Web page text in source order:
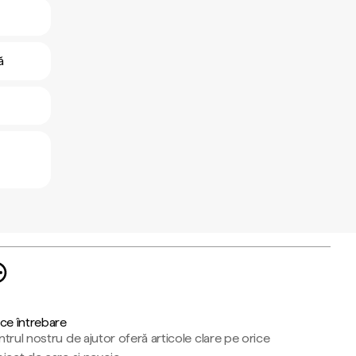
întrebare
nostru de ajutor oferă articole clare pe orice